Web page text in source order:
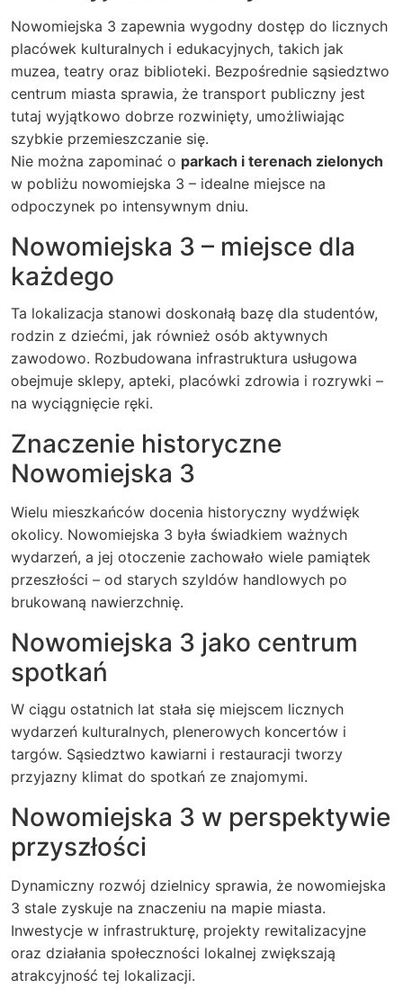
Nowomiejska 3 zapewnia wygodny dostęp do licznych
placówek kulturalnych i edukacyjnych, takich jak
muzea, teatry oraz biblioteki. Bezpośrednie sąsiedztwo
centrum miasta sprawia, że transport publiczny jest
tutaj wyjątkowo dobrze rozwinięty, umożliwiając
szybkie przemieszczanie się.
Nie można zapominać o parkach i terenach zielonych
w pobliżu nowomiejska 3 – idealne miejsce na
odpoczynek po intensywnym dniu.
Nowomiejska 3 – miejsce dla
każdego
Ta lokalizacja stanowi doskonałą bazę dla studentów,
rodzin z dziećmi, jak również osób aktywnych
zawodowo. Rozbudowana infrastruktura usługowa
obejmuje sklepy, apteki, placówki zdrowia i rozrywki –
na wyciągnięcie ręki.
Znaczenie historyczne
Nowomiejska 3
Wielu mieszkańców docenia historyczny wydźwięk
okolicy. Nowomiejska 3 była świadkiem ważnych
wydarzeń, a jej otoczenie zachowało wiele pamiątek
przeszłości – od starych szyldów handlowych po
brukowaną nawierzchnię.
Nowomiejska 3 jako centrum
spotkań
W ciągu ostatnich lat stała się miejscem licznych
wydarzeń kulturalnych, plenerowych koncertów i
targów. Sąsiedztwo kawiarni i restauracji tworzy
przyjazny klimat do spotkań ze znajomymi.
Nowomiejska 3 w perspektywie
przyszłości
Dynamiczny rozwój dzielnicy sprawia, że nowomiejska
3 stale zyskuje na znaczeniu na mapie miasta.
Inwestycje w infrastrukturę, projekty rewitalizacyjne
oraz działania społeczności lokalnej zwiększają
atrakcyjność tej lokalizacji.